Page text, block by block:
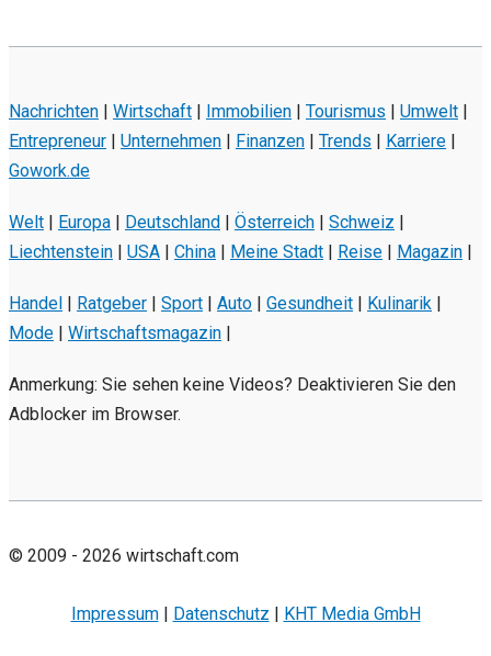
Nachrichten | Wirtschaft | Immobilien | Tourismus | Umwelt |
Entrepreneur | Unternehmen | Finanzen | Trends | Karriere |
Gowork.de
Welt | Europa | Deutschland | Österreich | Schweiz |
Liechtenstein | USA | China | Meine Stadt | Reise | Magazin |
Handel | Ratgeber | Sport | Auto | Gesundheit | Kulinarik |
Mode | Wirtschaftsmagazin |
Anmerkung: Sie sehen keine Videos? Deaktivieren Sie den
Adblocker im Browser.
© 2009 - 2026 wirtschaft.com
Impressum| Datenschutz | KHT Media GmbH